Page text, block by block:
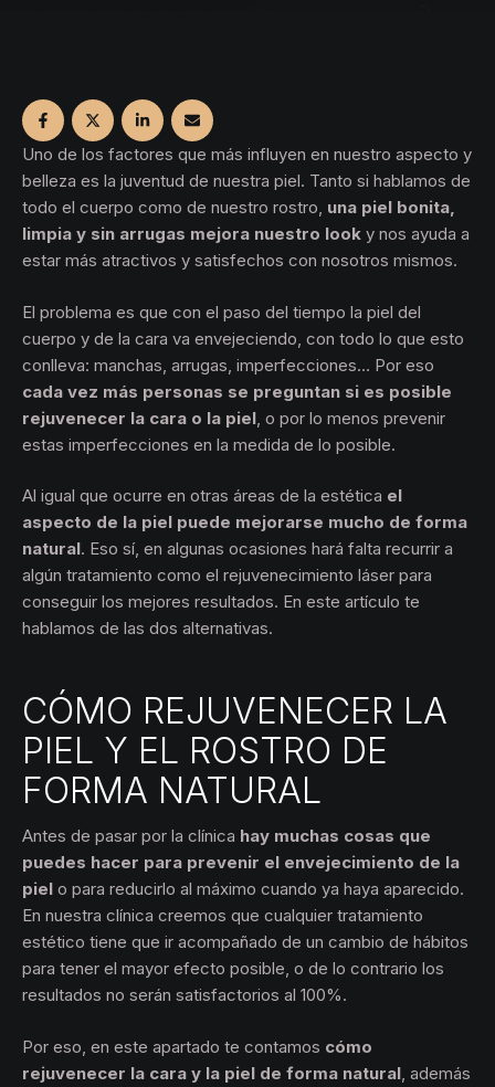
Uno de los factores que más influyen en nuestro aspecto y
belleza es la juventud de nuestra piel. Tanto si hablamos de
todo el cuerpo como de nuestro rostro, una piel bonita,
limpia y sin arrugas mejora nuestro look y nos ayuda a
estar más atractivos y satisfechos con nosotros mismos.
El problema es que con el paso del tiempo la piel del
cuerpo y de la cara va envejeciendo, con todo lo que esto
conlleva: manchas, arrugas, imperfecciones… Por eso
cada vez más personas se preguntan si es posible
rejuvenecer la cara o la piel , o por lo menos prevenir
estas imperfecciones en la medida de lo posible.
Al igual que ocurre en otras áreas de la estética el
aspecto de la piel puede mejorarse mucho de forma
natural. Eso sí, en algunas ocasiones hará falta recurrir a
algún tratamiento como el rejuvenecimiento láser para
conseguir los mejores resultados. En este artículo te
hablamos de las dos alternativas.
CÓMO REJUVENECER LA
PIEL Y EL ROSTRO DE
FORMA NATURAL
Antes de pasar por la clínica hay muchas cosas que
puedes hacer para prevenir el envejecimiento de la
piel o para reducirlo al máximo cuando ya haya aparecido.
En nuestra clínica creemos que cualquier tratamiento
estético tiene que ir acompañado de un cambio de hábitos
para tener el mayor efecto posible, o de lo contrario los
resultados no serán satisfactorios al 100%.
Por eso, en este apartado te contamos cómo
rejuvenecer la cara y la piel de forma natural , además